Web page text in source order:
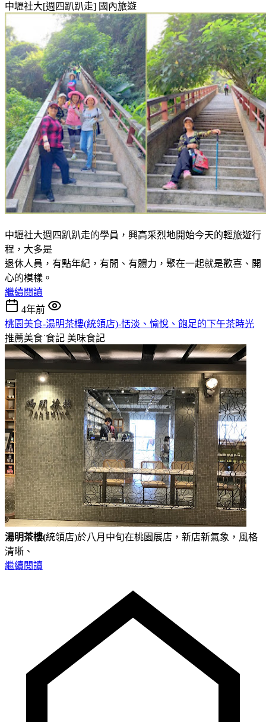
中壢社大[週四趴趴走] 國內旅遊
中壢社大週四趴趴走的學員，興高采烈地開始今天的輕旅遊行
程，大多是
退休人員，有點年紀，有閒、有體力，聚在一起就是歡喜、開
心的模樣。
繼續閱讀
4年前
桃園美食-湯明茶樓(統領店)-恬淡、愉悅、飽足的下午茶時光
推薦美食˙食記 美味食記
湯明茶樓(統領店)於八月中旬在桃園展店，新店新氣象，風格
清晰、
繼續閱讀